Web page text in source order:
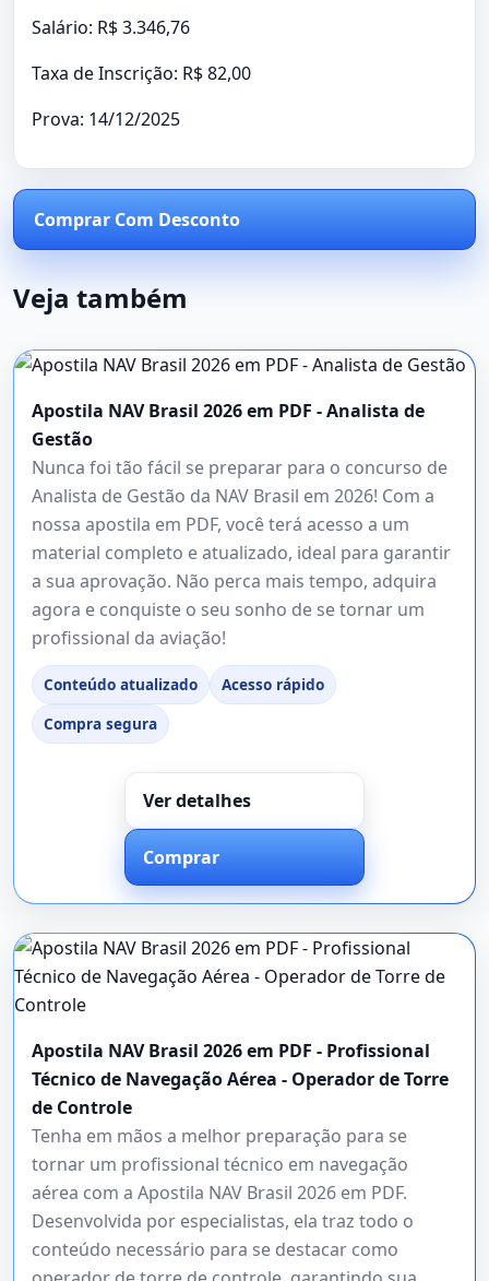
Salário: R$ 3.346,76
Taxa de Inscrição: R$ 82,00
Prova: 14/12/2025
Comprar Com Desconto
Veja também
Apostila NAV Brasil 2026 em PDF - Analista de
Gestão
Nunca foi tão fácil se preparar para o concurso de
Analista de Gestão da NAV Brasil em 2026! Com a
nossa apostila em PDF, você terá acesso a um
material completo e atualizado, ideal para garantir
a sua aprovação. Não perca mais tempo, adquira
agora e conquiste o seu sonho de se tornar um
profissional da aviação!
Conteúdo atualizado
Acesso rápido
Compra segura
Ver detalhes
Comprar
Apostila NAV Brasil 2026 em PDF - Profissional
Técnico de Navegação Aérea - Operador de Torre
de Controle
Tenha em mãos a melhor preparação para se
tornar um profissional técnico em navegação
aérea com a Apostila NAV Brasil 2026 em PDF.
Desenvolvida por especialistas, ela traz todo o
conteúdo necessário para se destacar como